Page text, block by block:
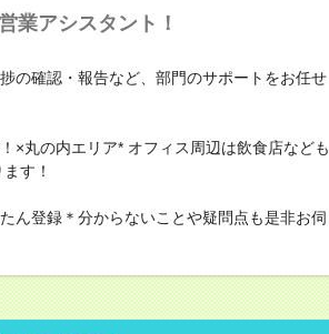
業アシスタント！
の確認・報告など、部門のサポートをお任せ
×丸の内エリア* オフィス周辺は飲食店なども
す！
ん登録＊分からないことや疑問点も是非お伺